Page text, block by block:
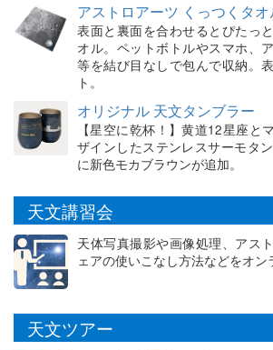
アストロアーツ くっつくタ
表面と裏面を合わせるとぴたっ
オル。ペットボトルやスマホ、
等を結び目なしで包んで収納。
ト。
オリジナル 天文タンブラー
【星空に乾杯！】黄道12星座と
ザインしたステンレスサーモタ
に新色モカブラウンが追加。
天文講習会
天体写真撮影や画像処理、アス
ェアの使いこなし方法などをオン
天文ツアー